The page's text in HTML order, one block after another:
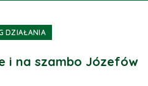
DZIAŁANIA
i na szambo Józefów